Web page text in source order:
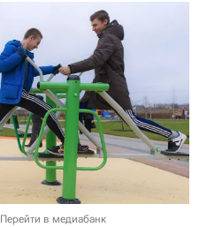
Перейти в медиабанк